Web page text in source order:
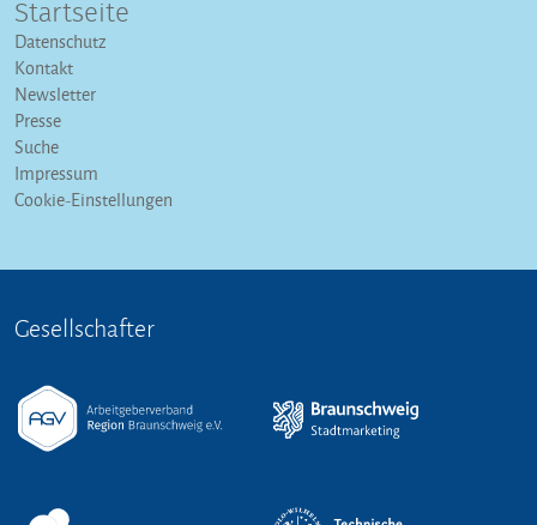
Startseite
Datenschutz
Kontakt
Newsletter
Presse
Suche
Impressum
Cookie-Einstellungen
Gesellschafter